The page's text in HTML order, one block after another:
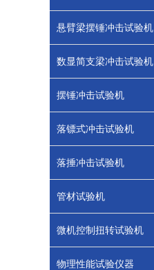
悬臂梁摆锤冲击试验机
数显简支梁冲击试验机
摆锤冲击试验机
落镖式冲击试验机
落捶冲击试验机
管材试验机
微机控制扭转试验机
物理性能试验仪器